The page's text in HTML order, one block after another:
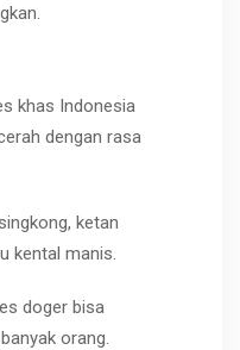
khas Indonesia
dengan rasa
ketan
kental manis.
doger bisa
orang.